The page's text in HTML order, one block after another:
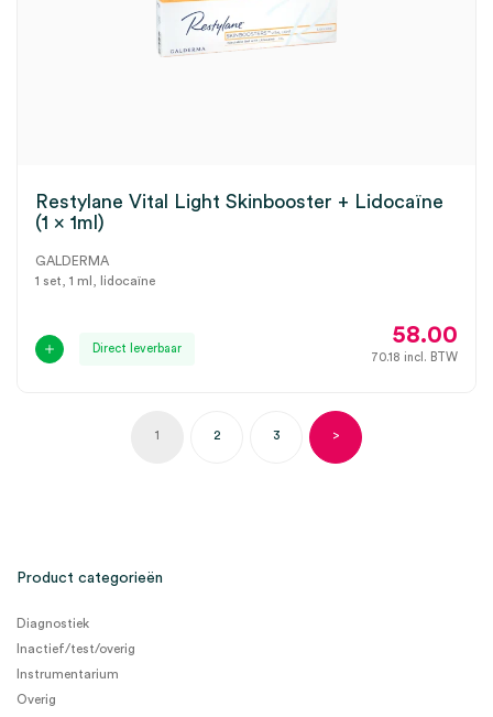
Restylane Vital Light Skinbooster + Lidocaïne
(1 x 1ml)
GALDERMA
1 set, 1 ml, lidocaïne
Direct leverbaar
58.00
70.18 incl. BTW
1 2 3 >
Product categorieën
Diagnostiek
Inactief/test/overig
Instrumentarium
Overig